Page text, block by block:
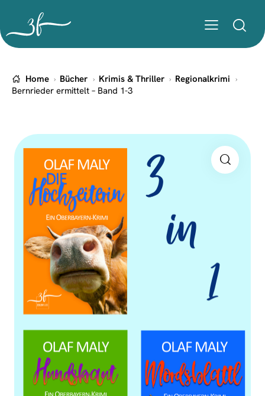
Home Bücher Krimis & Thriller
Regionalkrimi
Bernrieder ermittelt – Band 1-3